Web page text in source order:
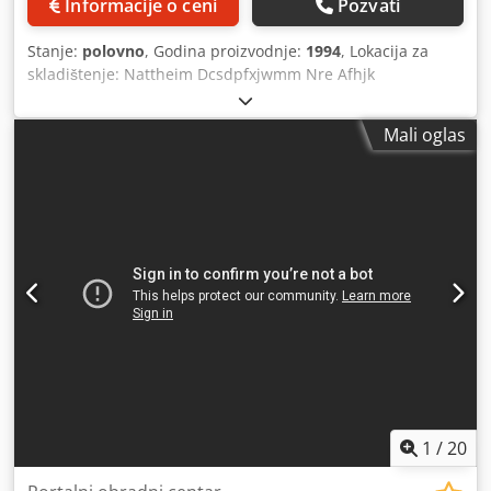
debljina vrata: • Vertikalni kant: oko 70 mm • Lepljenje
agregat • Pogon za brzine pomera od oko 5–25 m/min,
mehanički, beskonačno podesiv • Transportni lanac sa
plastičnim pločama, oko 80 mm širine, sa automatskim
centralnim podmazivanjem • Ručno podesiv pritisak, sa
remenom širine 80 mm • Ulazni transporter • 1
softforming-a, promenom uređaja za nanošenje lepka •
Materijal za kantiranje: • Trake: do 1,3 mm • Materijal u
rolama: 0,4–3 mm • Masivni drveni komadi: 6 mm •
+10 mm • 1 jedinica za nanošenje lepka, zapremine 0,8 l,
maks. visina kanta 70 mm, ravni kant sa pneumatskom
Informacije o ceni Pozvati
Stanje: polovno, Godina proizvodnje: 1994, Lokacija za
skladištenje: Nattheim Dcsdpfxjwmm Nre Afhjk
Mali oglas
1 /20